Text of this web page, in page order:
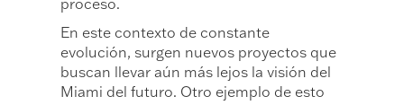
proceso.
En este contexto de constante
evolución, surgen nuevos proyectos que
buscan llevar aún más lejos la visión del
Miami del futuro. Otro ejemplo de esto